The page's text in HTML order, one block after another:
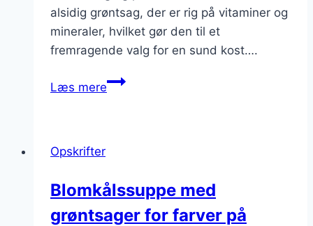
alsidig grøntsag, der er rig på vitaminer og
mineraler, hvilket gør den til et
fremragende valg for en sund kost….
Læs mereBlomkålssuppe
Opskrifter
Blomkålssuppe med
grøntsager for farver på